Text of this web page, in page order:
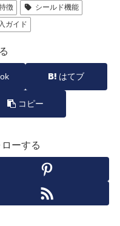
徴
シールド機能
ガイド
はてブ
コピー
ーする